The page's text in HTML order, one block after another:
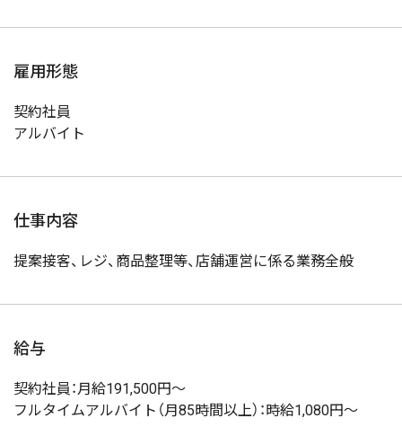
雇用形態
契約社員
アルバイト
仕事内容
提案接客、レジ、商品整理等、店舗運営に係る業務全般
給与
契約社員：月給191,500円～
フルタイムアルバイト（月85時間以上）：時給1,080円～